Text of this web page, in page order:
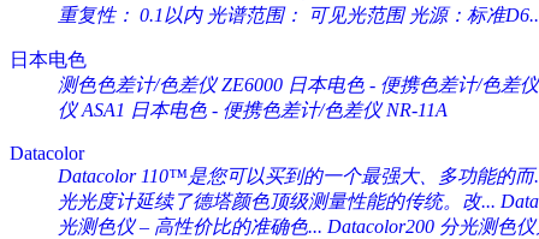
重复性： 0.1以内 光谱范围： 可见光范围 光源：标准
日本电色
测色色差计/色差仪 ZE6000 日本电色 - 便携色差计/色差
仪 ASA1 日本电色 - 便携色差计/色差仪 NR-11A
Datacolor
Datacolor 110™是您可以买到的一个最强大、多功能的而
光光度计延续了德塔颜色顶级测量性能的传统。改...
光测色仪 – 高性价比的准确色... Datacolor200 分光测色